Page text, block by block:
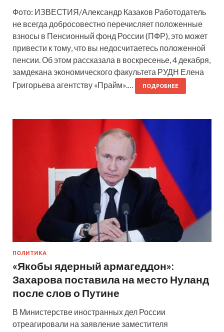
Фото: ИЗВЕСТИЯ/Александр Казаков Работодатель
не всегда добросовестно перечисляет положенные
взносы в Пенсионный фонд России (ПФР), это может
привести к тому, что вы недосчитаетесь положенной
пенсии. Об этом рассказала в воскресенье, 4 декабря,
замдекана экономического факультета РУДН Елена
Григорьева агентству «Прайм».…
ПОДРОБНЕЕ
ПОЛИТИКА
«Якобы ядерный армагеддон»:
Захарова поставила на место Нуланд
после слов о Путине
В Министерстве иностранных дел России
отреагировали на заявление заместителя